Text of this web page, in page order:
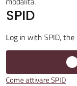
Argelato
Amministrazione
SPID
Log in with SPID,
Come attivare SPID